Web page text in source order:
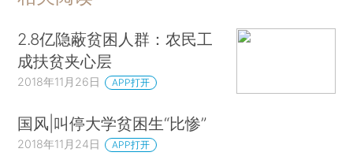
2.8亿隐蔽贫困人群：农民工
成扶贫夹心层
2018年11月26日 APP打开
国风|叫停大学贫困生“比惨”
2018年11月24日 APP打开